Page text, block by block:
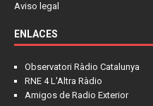
Aviso legal
ENLACES
Observatori Ràdio Catalunya
RNE 4 L'Altra Ràdio
Amigos de Radio Exterior